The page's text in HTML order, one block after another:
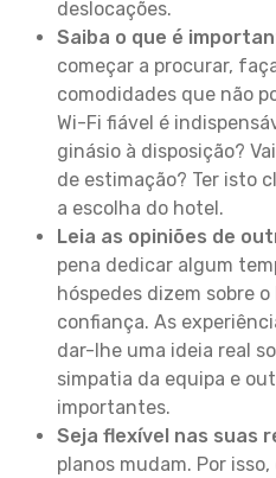
deslocações.
Saiba o que é
começar a procurar,
comodidades que não
Wi-Fi fiável é
ginásio à disposição?
de estimação? Ter isto
a escolha do hotel.
Leia as opiniões de
pena dedicar algum
hóspedes dizem sobre
confiança. As
dar-lhe uma ideia real
simpatia da equipa e
importantes.
Seja flexível nas suas
planos mudam. Por